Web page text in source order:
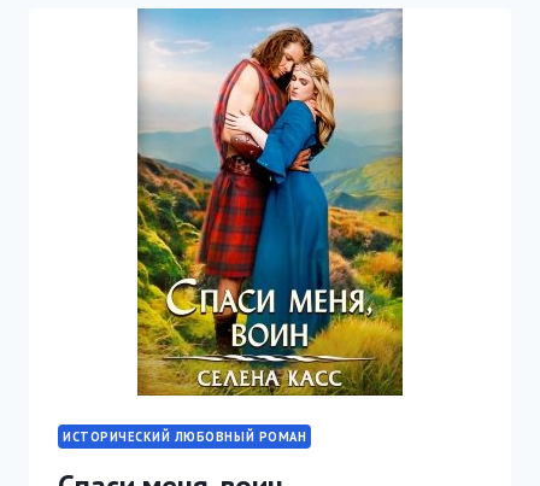
ИСТОРИЧЕСКИЙ ЛЮБОВНЫЙ РОМАН